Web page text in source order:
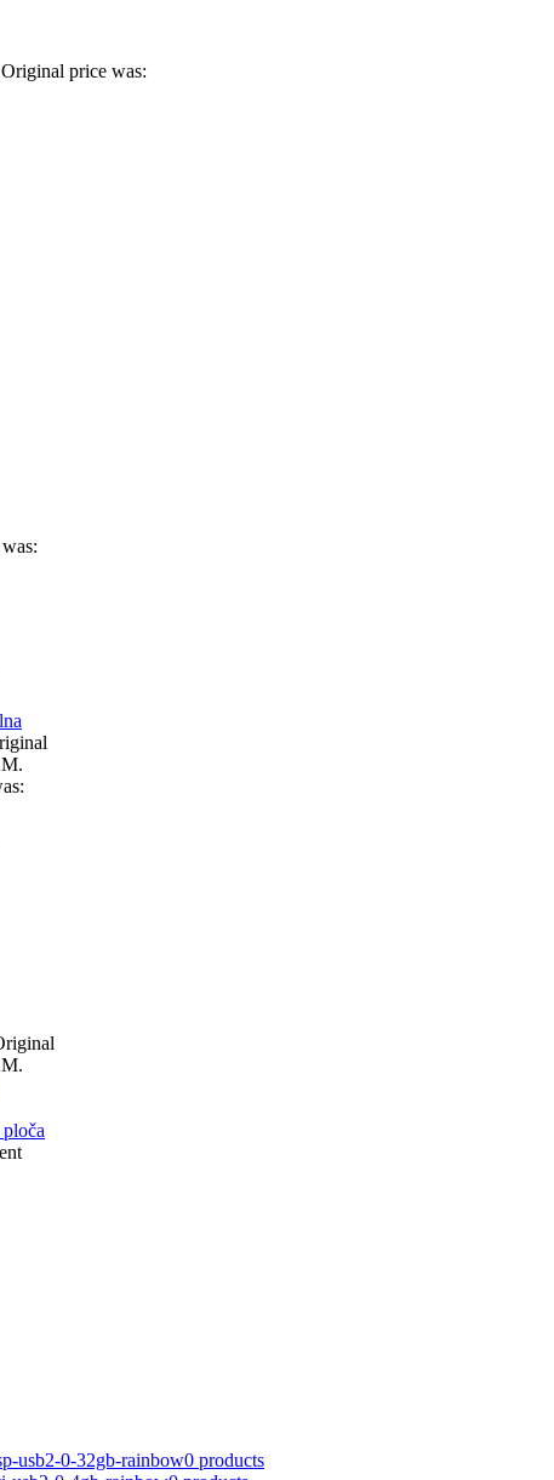
Original price was:
usb2-0-32gb-rainbow0 products